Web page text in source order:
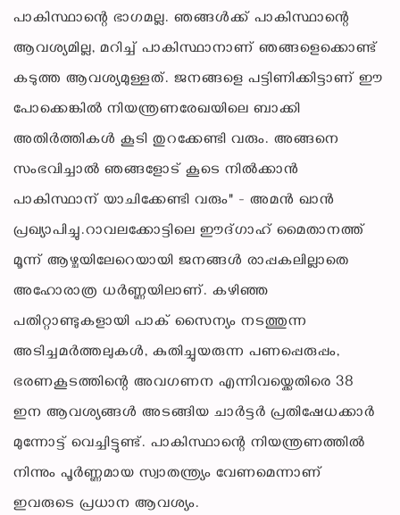
പാകിസ്ഥാന്റെ ഭാഗമല്ല. ഞങ്ങൾക്ക് പാകിസ്ഥാന്റെ
ആവശ്യമില്ല, മറിച്ച് പാകിസ്ഥാനാണ് ഞങ്ങളെക്കൊണ്ട്
കടുത്ത ആവശ്യമുള്ളത്. ജനങ്ങളെ പട്ടിണിക്കിട്ടാണ് ഈ
പോക്കെങ്കിൽ നിയന്ത്രണരേഖയിലെ ബാക്കി
അതിർത്തികൾ കൂടി തുറക്കേണ്ടി വരും. അങ്ങനെ
സംഭവിച്ചാൽ ഞങ്ങളോട് കൂടെ നിൽക്കാൻ
പാകിസ്ഥാന് യാചിക്കേണ്ടി വരും" - അമൻ ഖാൻ
പ്രഖ്യാപിച്ചു.റാവലക്കോട്ടിലെ ഈദ്ഗാഹ് മൈതാനത്ത്
മൂന്ന് ആഴ്ചയിലേറെയായി ജനങ്ങൾ രാപ്പകലില്ലാതെ
അഹോരാത്ര ധർണ്ണയിലാണ്. കഴിഞ്ഞ
പതിറ്റാണ്ടുകളായി പാക് സൈന്യം നടത്തുന്ന
അടിച്ചമർത്തലുകൾ, കുതിച്ചുയരുന്ന പണപ്പെരുപ്പം,
ഭരണകൂടത്തിന്റെ അവഗണന എന്നിവയ്ക്കെതിരെ 38
ഇന ആവശ്യങ്ങൾ അടങ്ങിയ ചാർട്ടർ പ്രതിഷേധക്കാർ
മുന്നോട്ട് വെച്ചിട്ടുണ്ട്. പാകിസ്ഥാന്റെ നിയന്ത്രണത്തിൽ
നിന്നും പൂർണ്ണമായ സ്വാതന്ത്ര്യം വേണമെന്നാണ്
ഇവരുടെ പ്രധാന ആവശ്യം.